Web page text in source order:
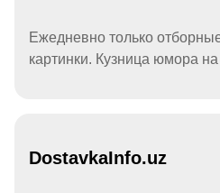
Ежедневно только
картинки. Кузница юмора
DostavkaInfo.uz